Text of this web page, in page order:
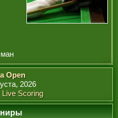
МИРА
Open
2026
Live Scoring